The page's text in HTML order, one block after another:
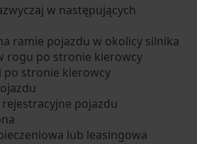
w następujących
ramie pojazdu w okolicy silnika
rogu po stronie kierowcy
po stronie kierowcy
pojazdu
lub leasingowa